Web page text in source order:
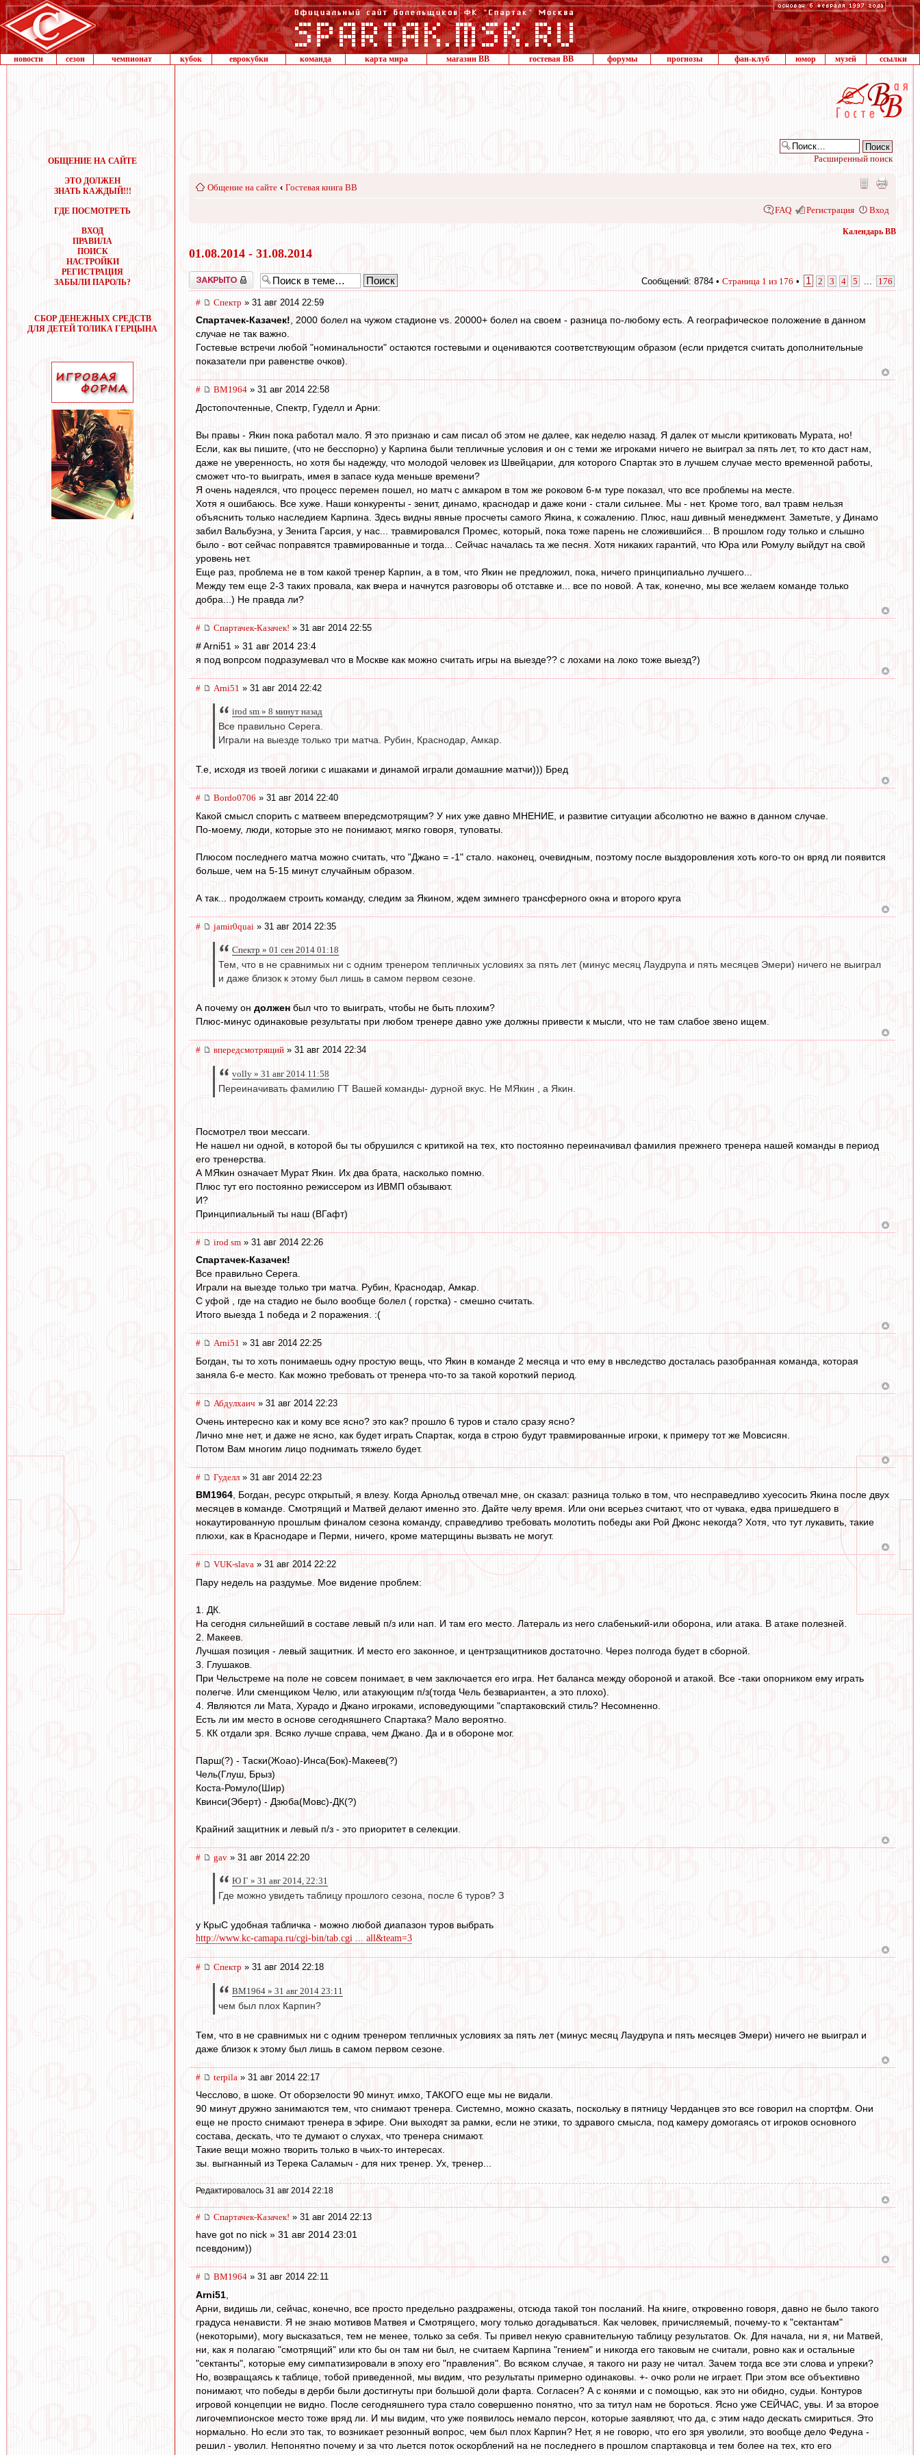
новости сезон чемпионат кубок еврокубки команда карта мира магазин ВВ гостевая ВВ форумы прогнозы фан-клуб юмор музей ссылки
ОБЩЕНИЕ НА САЙТЕ
ЭТО ДОЛЖЕН
ЗНАТЬ КАЖДЫЙ!!!
ГДЕ ПОСМОТРЕТЬ
ВХОД
ПРАВИЛА
ПОИСК
НАСТРОЙКИ
РЕГИСТРАЦИЯ
ЗАБЫЛИ ПАРОЛЬ?
СБОР ДЕНЕЖНЫХ СРЕДСТВ
ДЛЯ ДЕТЕЙ ТОЛИКА ГЕРЦЫНА
Расширенный поиск
Общение на сайте ‹ Гостевая книга ВВ
FAQ Регистрация Вход
Календарь ВВ
01.08.2014 - 31.08.2014
Закрыто Сообщений: 8784 • Страница 1 из 176 • 1 2 3 4 5 176
# Спектр » 31 авг 2014 22:59
Спартачек-Казачек!, 2000 болел на чужом стадионе vs. 20000+ болел на своем - разница по-любому есть. А географическое положение в данном
случае не так важно.
Гостевые встречи любой "номинальности" остаются гостевыми и оцениваются соответствующим образом (если придется считать дополнительные
показатели при равенстве очков).
# BM1964 » 31 авг 2014 22:58
Достопочтенные, Спектр, Гуделл и Арни:
Вы правы - Якин пока работал мало. Я это признаю и сам писал об этом не далее, как неделю назад. Я далек от мысли критиковать Мурата, но!
Если, как вы пишите, (что не бесспорно) у Карпина были тепличные условия и он с теми же игроками ничего не выиграл за пять лет, то кто даст нам,
даже не уверенность, но хотя бы надежду, что молодой человек из Швейцарии, для которого Спартак это в лучшем случае место временной работы,
сможет что-то выиграть, имея в запасе куда меньше времени?
Я очень надеялся, что процесс перемен пошел, но матч с амкаром в том же роковом 6-м туре показал, что все проблемы на месте.
Хотя я ошибаюсь. Все хуже. Наши конкуренты - зенит, динамо, краснодар и даже кони - стали сильнее. Мы - нет. Кроме того, вал травм нельзя
объяснить только наследием Карпина. Здесь видны явные просчеты самого Якина, к сожалению. Плюс, наш дивный менеджмент. Заметьте, у Динамо
забил Вальбуэна, у Зенита Гарсия, у нас... травмировался Промес, который, пока тоже парень не сложившийся... В прошлом году только и слышно
было - вот сейчас поправятся травмированные и тогда... Сейчас началась та же песня. Хотя никаких гарантий, что Юра или Ромулу выйдут на свой
уровень нет.
Еще раз, проблема не в том какой тренер Карпин, а в том, что Якин не предложил, пока, ничего принципиально лучшего...
Между тем еще 2-3 таких провала, как вчера и начнутся разговоры об отставке и... все по новой. А так, конечно, мы все желаем команде только
добра...) Не правда ли?
# Спартачек-Казачек! » 31 авг 2014 22:55
# Arni51 » 31 авг 2014 23:4
я под вопрсом подразумевал что в Москве как можно считать игры на выезде?? с лохами на локо тоже выезд?)
# Arni51 » 31 авг 2014 22:42
irod sm » 8 минут назад
Все правильно Серега.
Играли на выезде только три матча. Рубин, Краснодар, Амкар.
Т.е, исходя из твоей логики с ишаками и динамой играли домашние матчи))) Бред
# Bordo0706 » 31 авг 2014 22:40
Какой смысл спорить с матвеем впередсмотрящим? У них уже давно МНЕНИЕ, и развитие ситуации абсолютно не важно в данном случае.
По-моему, люди, которые это не понимают, мягко говоря, туповаты.
Плюсом последнего матча можно считать, что "Джано = -1" стало. наконец, очевидным, поэтому после выздоровления хоть кого-то он вряд ли появится
больше, чем на 5-15 минут случайным образом.
А так... продолжаем строить команду, следим за Якином, ждем зимнего трансферного окна и второго круга
# jamir0quai » 31 авг 2014 22:35
Спектр » 01 сен 2014 01:18
Тем, что в не сравнимых ни с одним тренером тепличных условиях за пять лет (минус месяц Лаудрупа и пять месяцев Эмери) ничего не выиграл
и даже близок к этому был лишь в самом первом сезоне.
А почему он должен был что то выиграть, чтобы не быть плохим?
Плюс-минус одинаковые результаты при любом тренере давно уже должны привести к мысли, что не там слабое звено ищем.
# впередсмотрящий » 31 авг 2014 22:34
volly » 31 авг 2014 11:58
Переиначивать фамилию ГТ Вашей команды- дурной вкус. Не МЯкин , а Якин.
Посмотрел твои мессаги.
Не нашел ни одной, в которой бы ты обрушился с критикой на тех, кто постоянно переиначивал фамилия прежнего тренера нашей команды в период
его тренерства.
А МЯкин означает Мурат Якин. Их два брата, насколько помню.
Плюс тут его постоянно режиссером из ИВМП обзывают.
И?
Принципиальный ты наш (ВГафт)
# irod sm » 31 авг 2014 22:26
Спартачек-Казачек!
Все правильно Серега.
Играли на выезде только три матча. Рубин, Краснодар, Амкар.
С уфой , где на стадио не было вообще болел ( горстка) - смешно считать.
Итого выезда 1 победа и 2 поражения. :(
# Arni51 » 31 авг 2014 22:25
Богдан, ты то хоть понимаешь одну простую вещь, что Якин в команде 2 месяца и что ему в нвследство досталась разобранная команда, которая
заняла 6-е место. Как можно требовать от тренера что-то за такой короткий период.
# Абдулхаич » 31 авг 2014 22:23
Очень интересно как и кому все ясно? это как? прошло 6 туров и стало сразу ясно?
Лично мне нет, и даже не ясно, как будет играть Спартак, когда в строю будут травмированные игроки, к примеру тот же Мовсисян.
Потом Вам многим лицо поднимать тяжело будет.
# Гуделл» 31 авг 2014 22:23
BM1964 , Богдан, ресурс открытый, я влезу. Когда Арнольд отвечал мне, он сказал: разница только в том, что несправедливо хуесосить Якина после двух
месяцев в команде. Смотрящий и Матвей делают именно это. Дайте челу время. Или они всерьез считают, что от чувака, едва пришедшего в
нокаутированную прошлым финалом сезона команду, справедливо требовать молотить победы аки Рой Джонс некогда? Хотя, что тут лукавить, такие
плюхи, как в Краснодаре и Перми, ничего, кроме матерщины вызвать не могут.
# VUK-slava » 31 авг 2014 22:22
Пару недель на раздумье. Мое видение проблем:
1. ДК.
На сегодня сильнейший в составе левый п/з или нап. И там его место. Латераль из него слабенький-или оборона, или атака. В атаке полезней.
2. Макеев.
Лучшая позиция - левый защитник. И место его законное, и центрзащитников достаточно. Через полгода будет в сборной.
3. Глушаков.
При Чельстреме на поле не совсем понимает, в чем заключается его игра. Нет баланса между обороной и атакой. Все -таки опорником ему играть
полегче. Или сменщиком Челю, или атакующим п/з(тогда Чель безвариантен, а это плохо).
4. Являются ли Мата, Хурадо и Джано игроками, исповедующими "спартаковский стиль? Несомненно.
Есть ли им место в основе сегодняшнего Спартака? Мало вероятно.
5. КК отдали зря. Всяко лучше справа, чем Джано. Да и в обороне мог.
Парш(?) - Таски(Жоао)-Инса(Бок)-Макеев(?)
Чель(Глуш, Брыз)
Коста-Ромуло(Шир)
Квинси(Эберт) - Дзюба(Мовс)-ДК(?)
Крайний защитник и левый п/з - это приоритет в селекции.
# gav » 31 авг 2014 22:20
Ю Г » 31 авг 2014, 22:31
Где можно увидеть таблицу прошлого сезона, после 6 туров? З
у КрыС удобная табличка - можно любой диапазон туров выбрать
http://www.kc-camapa.ru/cgi-bin/tab.cgi ... all&team=3
# Спектр » 31 авг 2014 22:18
BM1964 » 31 авг 2014 23:11
чем был плох Карпин?
Тем, что в не сравнимых ни с одним тренером тепличных условиях за пять лет (минус месяц Лаудрупа и пять месяцев Эмери) ничего не выиграл и
даже близок к этому был лишь в самом первом сезоне.
# terpila » 31 авг 2014 22:17
Чесслово, в шоке. От оборзелости 90 минут. имхо, ТАКОГО еще мы не видали.
90 минут дружно занимаются тем, что снимают тренера. Системно, можно сказать, поскольку в пятницу Черданцев это все говорил на спортфм. Они
еще не просто снимают тренера в эфире. Они выходят за рамки, если не этики, то здравого смысла, под камеру домогаясь от игроков основного
состава, дескать, что те думают о слухах, что тренера снимают.
Такие вещи можно творить только в чьих-то интересах.
зы. выгнанный из Терека Саламыч - для них тренер. Ух, тренер...
Редактировалось 31 авг 2014 22:18
# Спартачек-Казачек! » 31 авг 2014 22:13
have got no nick » 31 авг 2014 23:01
псевдоним))
# BM1964 » 31 авг 2014 22:11
Arni51
Арни, видишь ли, сейчас, конечно, все просто предельно раздражены, отсюда такой тон посланий. На книге, откровенно говоря, давно не было такого
градуса ненависти. Я не знаю мотивов Матвея и Смотрящего, могу только догадываться. Как человек, причисляемый, почему-то к "сектантам"
(некоторыми), могу высказаться, тем не менее, только за себя. Ты привел некую сравнительную таблицу результатов. Ок. Для начала, ни я, ни Матвей,
ни, как я полагаю "смотрящий" или кто бы он там ни был, не считаем Карпина "гением" и никогда его таковым не считали, ровно как и остальные
"сектанты", которые ему симпатизировали в эпоху его "правления". Во всяком случае, я такого ни разу не читал. Зачем тогда все эти слова и упреки?
Но, возвращаясь к таблице, тобой приведенной, мы видим, что результаты примерно одинаковы. +- очко роли не играет. При этом все объективно
понимают, что победы в дерби были достигнуты при большой доли фарта. Согласен? А с конями и с помощью, как это ни обидно, судьи. Контуров
игровой концепции не видно. После сегодняшнего тура стало совершенно понятно, что за титул нам не бороться. Ясно уже СЕЙЧАС, увы. И за второе
лигочемпионское место тоже вряд ли. И мы видим, что уже появилось немало персон, которые заявляют, что да, с этим надо дескать смириться. Это
нормально. Но если это так, то возникает резонный вопрос, чем был плох Карпин? Нет, я не говорю, что его зря уволили, это вообще дело Федуна -
решил - уволил. Непонятно почему и за что льется поток оскорблений на не последнего в прошлом спартаковца и тем более на тех, кто его